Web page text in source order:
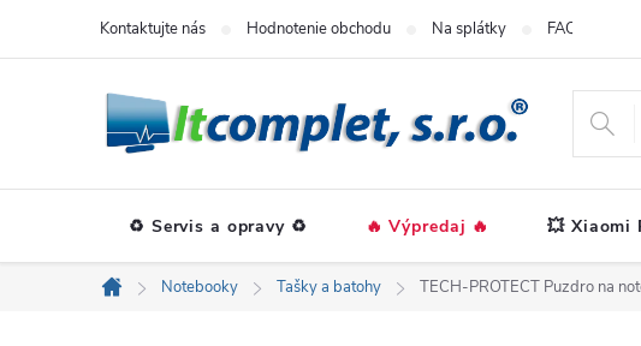
Kontaktujte nás Hodnotenie obchodu Na splátky FAQ
♻️ Servis a opravy ♻️ 🔥 Výpredaj 🔥 💥 Xiaomi
Domov
Notebooky Tašky a batohy TECH-PROTECT Puzdro na